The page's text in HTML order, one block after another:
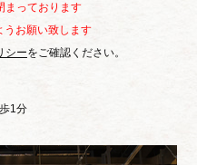
まっております
うお願い致します
シーをご確認ください。
1分